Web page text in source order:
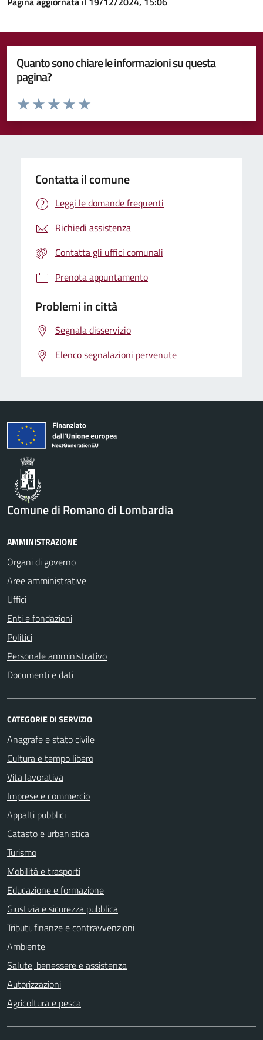
Quanto sono chiare le informazioni su questa
pagina?
Valuta da 1 a 5 stelle la pagina
Valuta 5 stelle su 5
Valuta 4 stelle su 5
Valuta 3 stelle su 5
Valuta 2 stelle su 5
Valuta 1 stelle su 5
Contatta il comune
Leggi le domande frequenti
Richiedi assistenza
Contatta gli uffici comunali
Prenota appuntamento
Problemi in città
Segnala disservizio
Elenco segnalazioni pervenute
Comune di Romano di Lombardia
AMMINISTRAZIONE
Organi di governo
Aree amministrative
Uffici
Enti e fondazioni
Politici
Personale amministrativo
Documenti e dati
CATEGORIE DI SERVIZIO
Anagrafe e stato civile
Cultura e tempo libero
Vita lavorativa
Imprese e commercio
Appalti pubblici
Catasto e urbanistica
Turismo
Mobilità e trasporti
Educazione e formazione
Giustizia e sicurezza pubblica
Tributi, finanze e contravvenzioni
Ambiente
Salute, benessere e assistenza
Autorizzazioni
Agricoltura e pesca